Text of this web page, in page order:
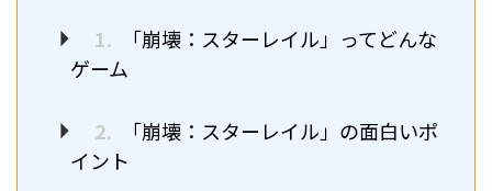
1.
「崩壊：スターレイル」ってどんな
ゲーム
2.
「崩壊：スターレイル」の面白いポ
イント